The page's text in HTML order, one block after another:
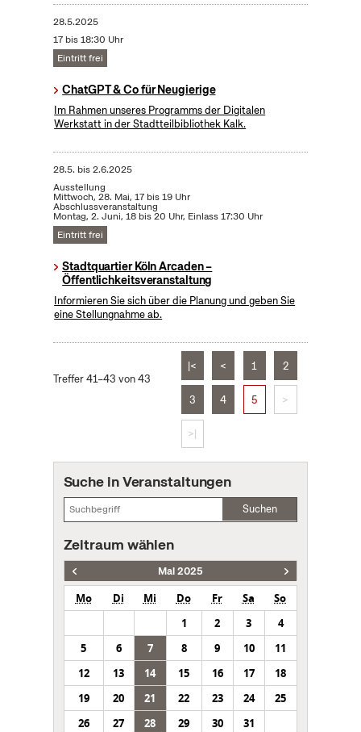
28.5.2025
17 bis 18:30 Uhr
Eintritt frei
ChatGPT & Co für Neugierige
Im Rahmen unseres Programms der Digitalen
Werkstatt in der Stadtteilbibliothek Kalk.
28.5. bis2.6.2025
Ausstellung
Mittwoch, 28. Mai, 17 bis 19 Uhr
Abschlussveranstaltung
Montag, 2. Juni, 18 bis 20 Uhr, Einlass 17:30 Uhr
Eintritt frei
Stadtquartier Köln Arcaden –
Öffentlichkeitsveranstaltung
Informieren Sie sich über die Planung und geben Sie
eine Stellungnahme ab.
Treffer 41–43 von 43
|< < 1 2
3 4 5 >
>|
Suche in Veranstaltungen
Suchen
Zeitraum wählen
Mai 2025
Mo Di Mi Do Fr Sa
So
1
2 3
4
5
6 7 8 9 10
11
12
13 14 15 16 17
18
19
20 21 22 23 24
25
26
27 28 29 30 31